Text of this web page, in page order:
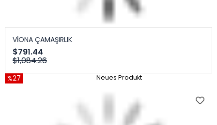
VİONA ÇAMAŞIRLIK
$791.44
$1,084.26
%27 Neues Produkt